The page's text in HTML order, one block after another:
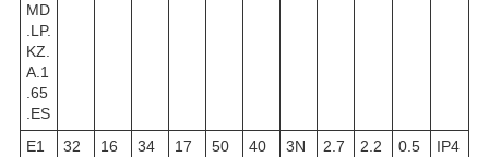
MD
.LP.
KZ.
A.1
.65
.ES
E1
32
16
34
17
50
40
3N
2.7 2.2 0.5
IP4